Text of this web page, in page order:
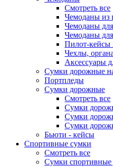
Смотреть все
Чемоданы из
Чемоданы
Чемоданы
Пилот-кейсы
Чехлы,
Аксессуары
Сумки дорожные
Портпледы
Сумки дорожные
Смотреть все
Сумки
Сумки
Сумки
Бьюти - кейсы
Спортивные сумки
Смотреть все
Сумки